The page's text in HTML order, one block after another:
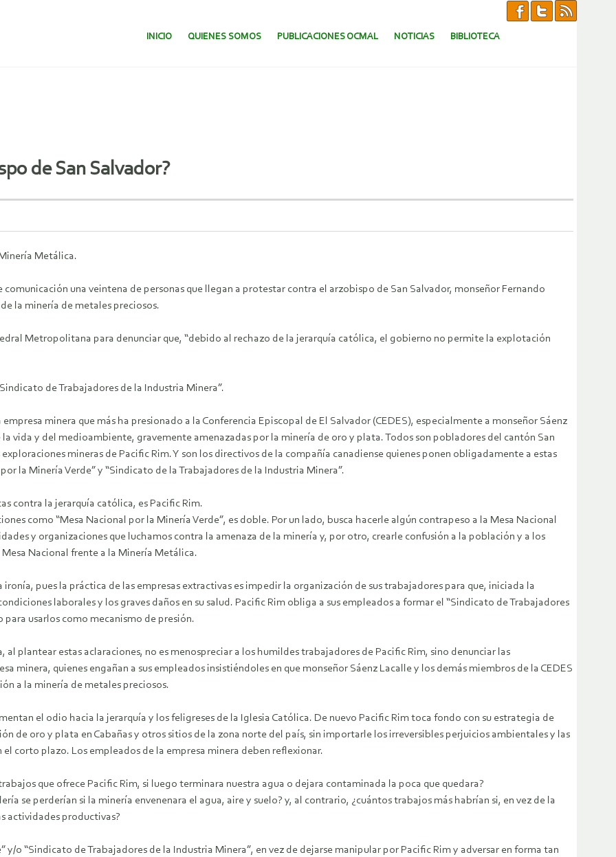
SALTAR AL CONTENIDO.
INICIO QUIENES SOMOS PUBLICACIONES OCMAL NOTICIAS BIBLIOTECA
de San Salvador?
Metálica.
una veintena de personas que llegan a protestar contra el arzobispo de San Salvador, monseñor Fernando
la minería de metales preciosos.
Metropolitana para denunciar que, “debido al rechazo de la jerarquía católica, el gobierno no permite la explotación
de Trabajadores de la Industria Minera”.
minera que más ha presionado a la Conferencia Episcopal de El Salvador (CEDES), especialmente a monseñor Sáenz
vida y del medioambiente, gravemente amenazadas por la minería de oro y plata. Todos son pobladores del cantón San
mineras de Pacific Rim.Y son los directivos de la compañía canadiense quienes ponen obligadamente a estas
la Minería Verde” y “Sindicato de la Trabajadores de la Industria Minera”.
contra la jerarquía católica, es Pacific Rim.
como “Mesa Nacional por la Minería Verde”, es doble. Por un lado, busca hacerle algún contrapeso a la Mesa Nacional
y organizaciones que luchamos contra la amenaza de la minería y, por otro, crearle confusión a la población y a los
Nacional frente a la Minería Metálica.
ironía, pues la práctica de las empresas extractivas es impedir la organización de sus trabajadores para que, iniciada la
laborales y los graves daños en su salud. Pacific Rim obliga a sus empleados a formar el “Sindicato de Trabajadores
para usarlos como mecanismo de presión.
plantear estas aclaraciones, no es menospreciar a los humildes trabajadores de Pacific Rim, sino denunciar las
minera, quienes engañan a sus empleados insistiéndoles en que monseñor Sáenz Lacalle y los demás miembros de la CEDES
a la minería de metales preciosos.
el odio hacia la jerarquía y los feligreses de la Iglesia Católica. De nuevo Pacific Rim toca fondo con su estrategia de
de oro y plata en Cabañas y otros sitios de la zona norte del país, sin importarle los irreversibles perjuicios ambientales y las
corto plazo. Los empleados de la empresa minera deben reflexionar.
que ofrece Pacific Rim, si luego terminara nuestra agua o dejara contaminada la poca que quedara?
se perderían si la minería envenenara el agua, aire y suelo? y, al contrario, ¿cuántos trabajos más habrían si, en vez de la
actividades productivas?
y/o “Sindicato de Trabajadores de la Industria Minera”, en vez de dejarse manipular por Pacific Rim y adversar en forma tan